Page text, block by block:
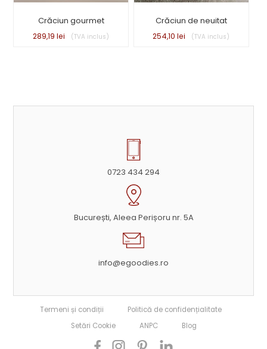
Crăciun gourmet
289,19lei
Crăciun de neuitat
254,10lei
0723 434 294
București, Aleea Perișoru nr. 5A
info@egoodies.ro
Termeni și condiții
Politică de confidențialitate
Setări Cookie
ANPC Blog